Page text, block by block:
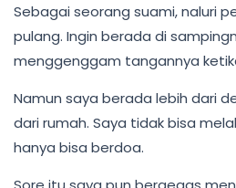
Sebagai seorang suami, naluri
pulang. Ingin berada di
menggenggam tangannya
Namun saya berada lebih dari
dari rumah. Saya tidak bisa
hanya bisa berdoa.